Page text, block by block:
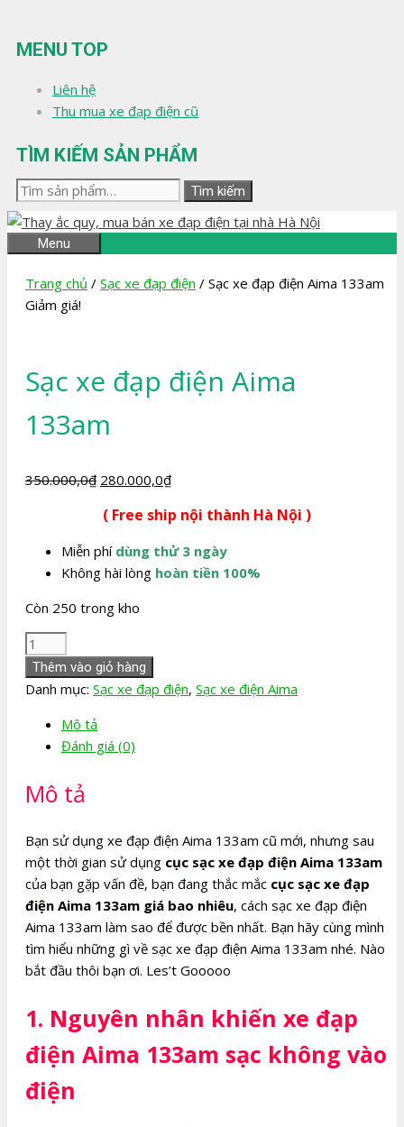
đến
nội
MENU TOP
Liên hệ
Thu mua xe đạp điện cũ
TÌM KIẾM SẢN PHẨM
Tìm
kiếm:
Tìm kiếm
Menu
Trang chủ / Sạc xe đạp điện / Sạc xe đạp điện Aima 133am
Giảm giá!
Sạc xe đạp điện Aima
133am
350.000,0₫ Giá
là:
350.000,0₫.
280.000,0₫Giá
tại
là:
280.000,0₫.
( Free ship nội thành Hà Nội )
Miễn phí dùng thử 3 ngày
Không hài lòng hoàn tiền 100%
Còn 250 trong kho
Sạc
xe
đạp
Aima
133am
lượng
Thêm vào giỏ hàng
Danh mục: Sạc xe đạp điện, Sạc xe điện Aima
Mô tả
Đánh giá (0)
Mô tả
Bạn sử dụng xe đạp điện Aima 133am cũ mới, nhưng sau
một thời gian sử dụng cục sạc xe đạp điện Aima 133am
của bạn gặp vấn đề, bạn đang thắc mắc cục sạc xe đạp
điện Aima 133am giá bao nhiêu, cách sạc xe đạp điện
Aima 133am làm sao để được bền nhất. Bạn hãy cùng mình
tìm hiểu những gì về sạc xe đạp điện Aima 133am nhé. Nào
bắt đầu thôi bạn ơi. Les’t Gooooo
1. Nguyên nhân khiến xe đạp
điện Aima 133am sạc không vào
điện